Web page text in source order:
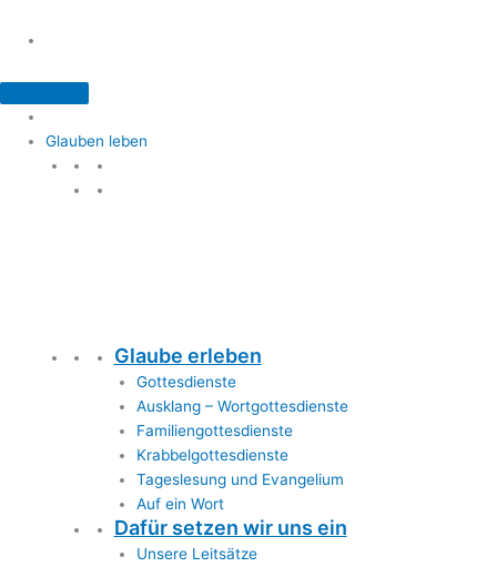
Glauben leben
Glaube erleben
Gottesdienste
Ausklang – Wortgottesdienste
Familiengottesdienste
Krabbelgottesdienste
Tageslesung und Evangelium
Auf ein Wort
Dafür setzen wir uns ein
Unsere Leitsätze